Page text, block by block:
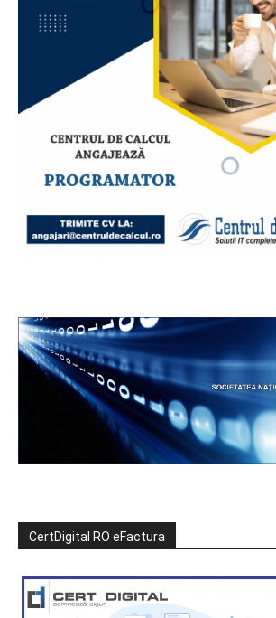
CertDigital RO eFactura